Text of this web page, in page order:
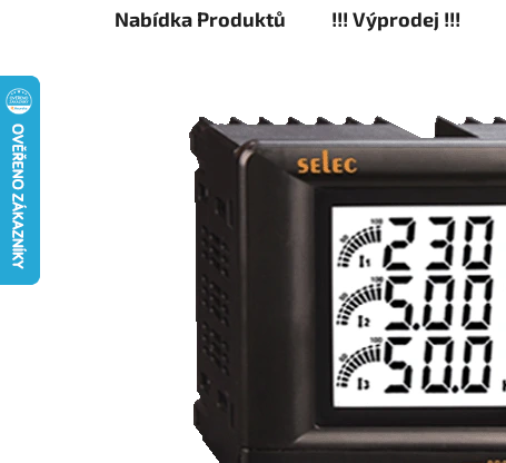
Nabídka Produktů !!! Výprodej !!!